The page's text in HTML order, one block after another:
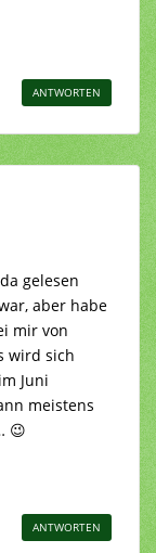
ANTWORTEN
gelesen
aber habe
mir von
wird sich
Juni
meistens
😉
ANTWORTEN